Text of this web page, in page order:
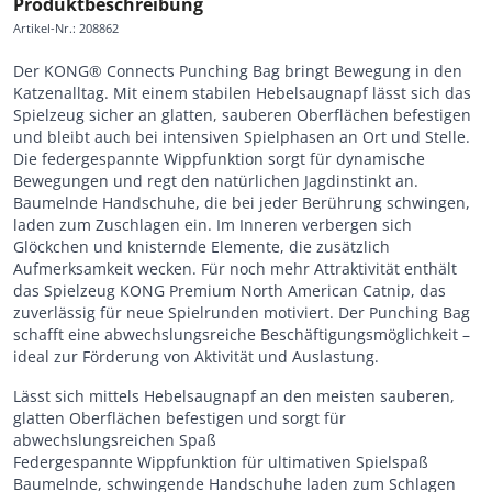
Artikel-Nr.: 208862
Der KONG® Connects Punching Bag bringt Bewegung in den
Katzenalltag. Mit einem stabilen Hebelsaugnapf lässt sich das
Spielzeug sicher an glatten, sauberen Oberflächen befestigen
und bleibt auch bei intensiven Spielphasen an Ort und Stelle.
Die federgespannte Wippfunktion sorgt für dynamische
Bewegungen und regt den natürlichen Jagdinstinkt an.
Baumelnde Handschuhe, die bei jeder Berührung schwingen,
laden zum Zuschlagen ein. Im Inneren verbergen sich
Glöckchen und knisternde Elemente, die zusätzlich
Aufmerksamkeit wecken. Für noch mehr Attraktivität enthält
das Spielzeug KONG Premium North American Catnip, das
zuverlässig für neue Spielrunden motiviert. Der Punching Bag
schafft eine abwechslungsreiche Beschäftigungsmöglichkeit –
ideal zur Förderung von Aktivität und Auslastung.
Lässt sich mittels Hebelsaugnapf an den meisten sauberen,
glatten Oberflächen befestigen und sorgt für
abwechslungsreichen Spaß
Federgespannte Wippfunktion für ultimativen Spielspaß
Baumelnde, schwingende Handschuhe laden zum Schlagen